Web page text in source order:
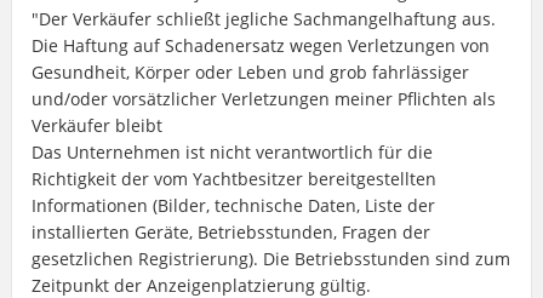
"Der Verkäufer schließt jegliche Sachmangelhaftung aus.
Die Haftung auf Schadenersatz wegen Verletzungen von
Gesundheit, Körper oder Leben und grob fahrlässiger
und/oder vorsätzlicher Verletzungen meiner Pflichten als
Verkäufer bleibt
Das Unternehmen ist nicht verantwortlich für die
Richtigkeit der vom Yachtbesitzer bereitgestellten
Informationen (Bilder, technische Daten, Liste der
installierten Geräte, Betriebsstunden, Fragen der
gesetzlichen Registrierung). Die Betriebsstunden sind zum
Zeitpunkt der Anzeigenplatzierung gültig.